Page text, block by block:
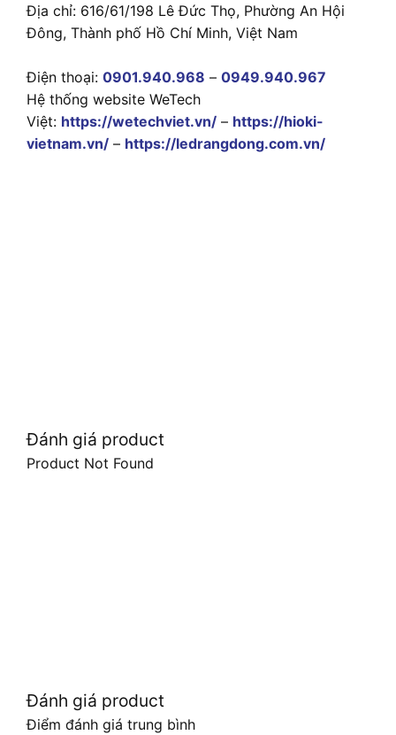
Địa chỉ: 616/61/198 Lê Đức Thọ, Phường An Hội
Đông, Thành phố Hồ Chí Minh, Việt Nam
Điện thoại: 0901.940.968 – 0949.940.967
Hệ thống website WeTech
Việt: https://wetechviet.vn/ – https://hioki-
vietnam.vn/ – https://ledrangdong.com.vn/
Đánh giá product
Product Not Found
Đánh giá product
Điểm đánh giá trung bình